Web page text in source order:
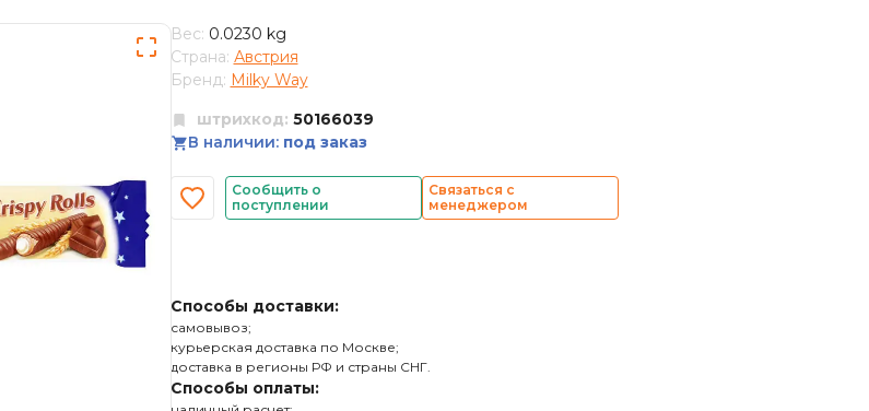
Вес: 0.0230 kg
Страна: Австрия
Бренд: Milky Way
штрихкод: 50166039
В наличии: под заказ
Сообщить о
поступлении
Связаться с
менеджером
Способы доставки:
самовывоз;
курьерская доставка по Москве;
доставка в регионы РФ и страны СНГ.
Способы оплаты: